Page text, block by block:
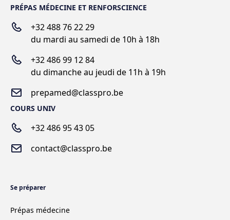
PRÉPAS MÉDECINE ET RENFORSCIENCE
+32 488 76 22 29
du mardi au samedi de 10h à 18h
+32 486 99 12 84
du dimanche au jeudi de 11h à 19h
prepamed@classpro.be
COURS UNIV
+32 486 95 43 05
contact@classpro.be
Se préparer
Prépas médecine